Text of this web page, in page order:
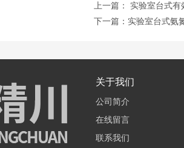
上一篇： 实验室台式有
下一篇： 实验室台式氨
关于我们
公司简介
在线留言
联系我们